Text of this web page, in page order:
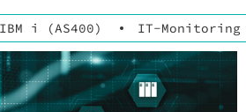
IBM i (AS400) IT-Monitoring